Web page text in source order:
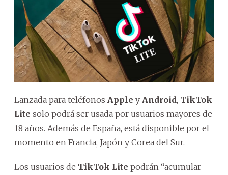
Lanzada para teléfonos Apple y Android, TikTok
Lite solo podrá ser usada por usuarios mayores de
18 años. Además de España, está disponible por el
momento en Francia, Japón y Corea del Sur.
Los usuarios de TikTok Lite podrán “acumular